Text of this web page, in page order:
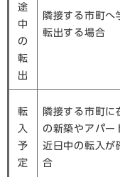
途
中
の
転
出
隣接する市町へ
転出する場合
転
入
予
定
隣接する市町に
の新築やアパー
近日中の転入が
合